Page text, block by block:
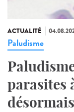
ACTUALITÉ
Paludisme
parasites